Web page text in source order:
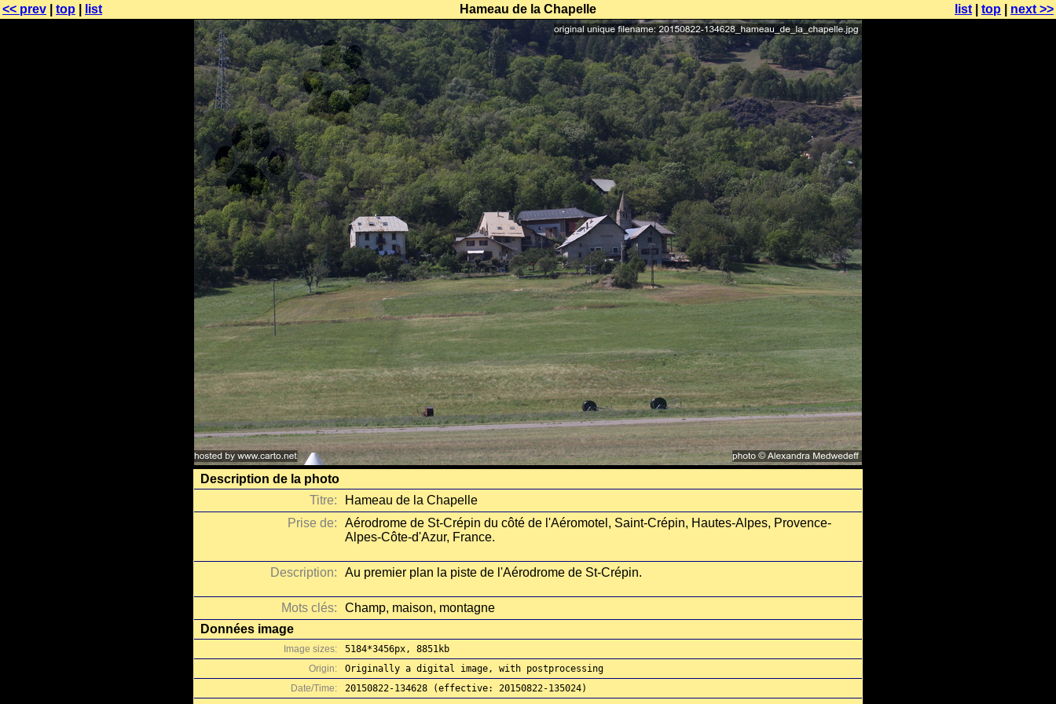
<< prev top list Hameau de la Chapelle list top next >>
Description de la photo
Titre:
Hameau de la Chapelle
Prise de:
Aérodrome de St-Crépin du côté de l'Aéromotel, Saint-Crépin, Hautes-Alpes, Provence-
Alpes-Côte-d'Azur, France.
Description: Au premier plan la piste de l'Aérodrome de St-Crépin.
Mots clés:
Champ, maison, montagne
Données image
Image sizes:
5184*3456px, 8851kb
Origin:
Originally a digital image, with postprocessing
Date/Time:
20150822-134628 (effective: 20150822-135024)